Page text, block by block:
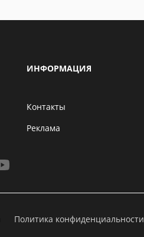
ИНФОРМАЦИЯ
Контакты
Реклама
Политика конфиденциальности